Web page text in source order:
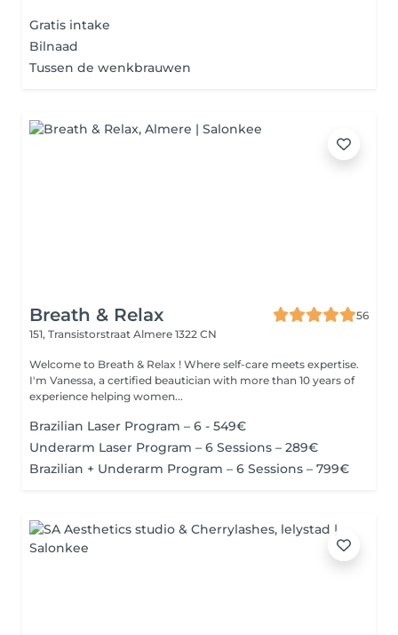
Gratis intake
Bilnaad
Tussen de wenkbrauwen
Breath & Relax
56
151, Transistorstraat Almere 1322 CN
Welcome to Breath & Relax ! Where self-care meets expertise.
I'm Vanessa, a certified beautician with more than 10 years of
experience helping women...
Brazilian Laser Program – 6 - 549€
Underarm Laser Program – 6 Sessions – 289€
Brazilian + Underarm Program – 6 Sessions – 799€